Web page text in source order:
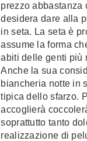
prezzo abbastanza
desidera dare alla
in seta. La seta è
assume la forma
abiti delle genti più
Anche la sua
biancheria notte in
tipica dello sfarzo.
accoglierà
soprattutto tanto
realizzazione di